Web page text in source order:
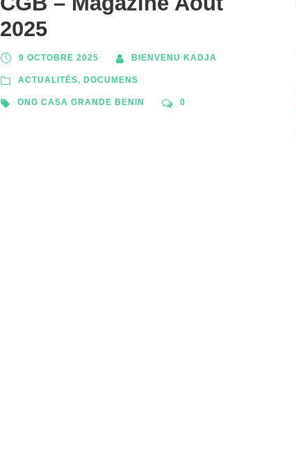
2025
9 OCTOBRE 2025 BIENVENU KADJA
ACTUALITÉS, DOCUMENS
ONG CASA GRANDE BENIN 0